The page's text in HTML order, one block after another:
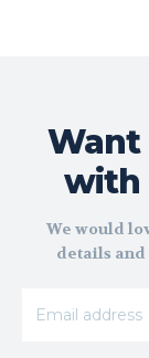
Want
with
We would
details